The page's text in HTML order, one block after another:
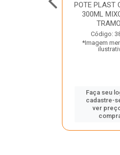
POTE PLAST
300ML
Código:
*Imagem
Faça seu
cadastre-
ver